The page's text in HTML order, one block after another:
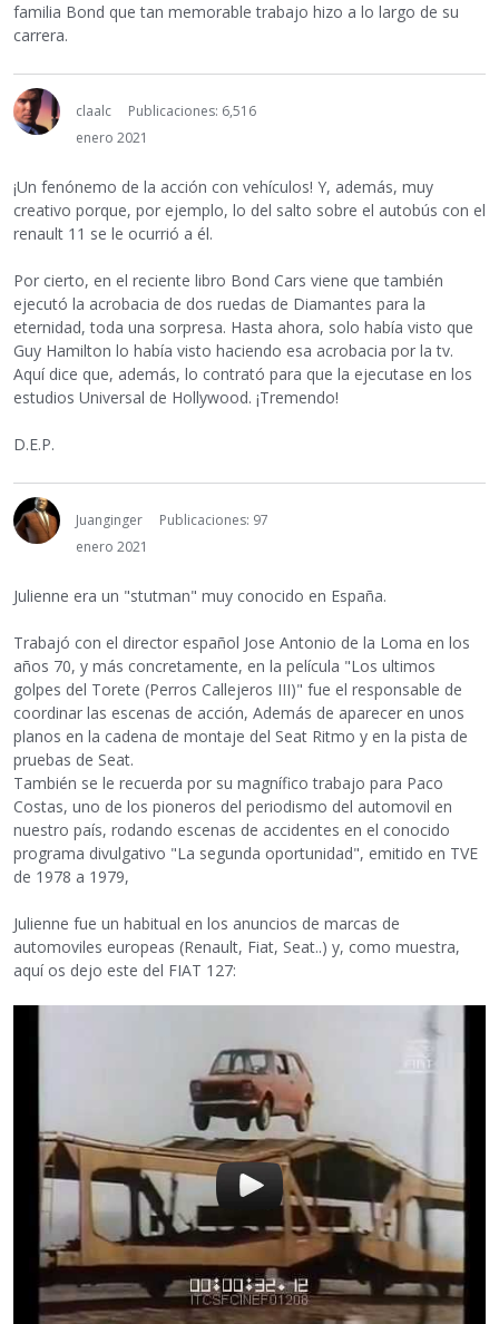
familia Bond que tan memorable trabajo hizo a lo largo de su
carrera.
claalc
Publicaciones: 6,516
enero 2021
¡Un fenónemo de la acción con vehículos! Y, además, muy
creativo porque, por ejemplo, lo del salto sobre el autobús con el
renault 11 se le ocurrió a él.
Por cierto, en el reciente libro Bond Cars viene que también
ejecutó la acrobacia de dos ruedas de Diamantes para la
eternidad, toda una sorpresa. Hasta ahora, solo había visto que
Guy Hamilton lo había visto haciendo esa acrobacia por la tv.
Aquí dice que, además, lo contrató para que la ejecutase en los
estudios Universal de Hollywood. ¡Tremendo!
D.E.P.
Juanginger
Publicaciones: 97
enero 2021
Julienne era un "stutman" muy conocido en España.
Trabajó con el director español Jose Antonio de la Loma en los
años 70, y más concretamente, en la película "Los ultimos
golpes del Torete (Perros Callejeros III)" fue el responsable de
coordinar las escenas de acción, Además de aparecer en unos
planos en la cadena de montaje del Seat Ritmo y en la pista de
pruebas de Seat.
También se le recuerda por su magnífico trabajo para Paco
Costas, uno de los pioneros del periodismo del automovil en
nuestro país, rodando escenas de accidentes en el conocido
programa divulgativo "La segunda oportunidad", emitido en TVE
de 1978 a 1979,
Julienne fue un habitual en los anuncios de marcas de
automoviles europeas (Renault, Fiat, Seat..) y, como muestra,
aquí os dejo este del FIAT 127: